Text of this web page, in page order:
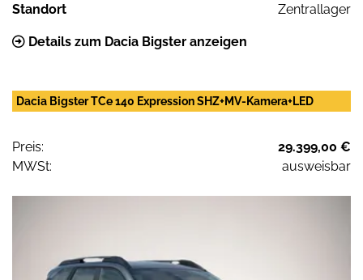
Standort Zentrallager
Details zum Dacia Bigster anzeigen
Dacia Bigster TCe 140 Expression SHZ+MV-Kamera+LED
Preis:
29.399,00 €
MWSt:
ausweisbar